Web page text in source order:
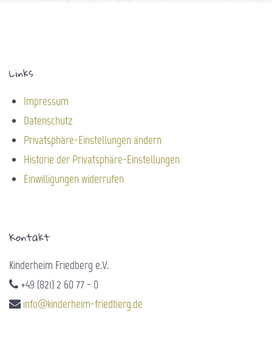
Links
Impressum
Datenschutz
Privatsphäre-Einstellungen ändern
Historie der Privatsphäre-Einstellungen
Einwilligungen widerrufen
Kontakt
Kinderheim Friedberg e.V.
+49 (821) 2 60 77 - 0
info@kinderheim-friedberg.de